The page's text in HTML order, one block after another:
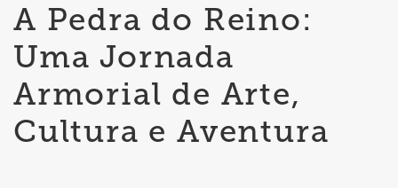
A Pedra do Reino:
Uma Jornada
Armorial de Arte,
Cultura e Aventura